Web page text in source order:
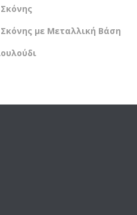
με Μεταλλική Βάση